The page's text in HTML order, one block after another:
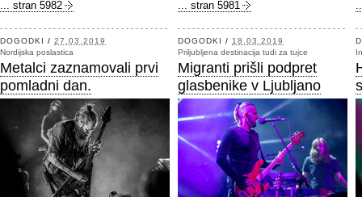
... stran 5982
... stran 5981
DOGODKI / 27.03.2019
Nordijska poslastica
Metalci zaznamovali prvi
pomladni dan.
DOGODKI / 18.03.2019
Priljubljena destinacija tudi za tujce
Migranti prišli podpret
glasbenike v Ljubljano